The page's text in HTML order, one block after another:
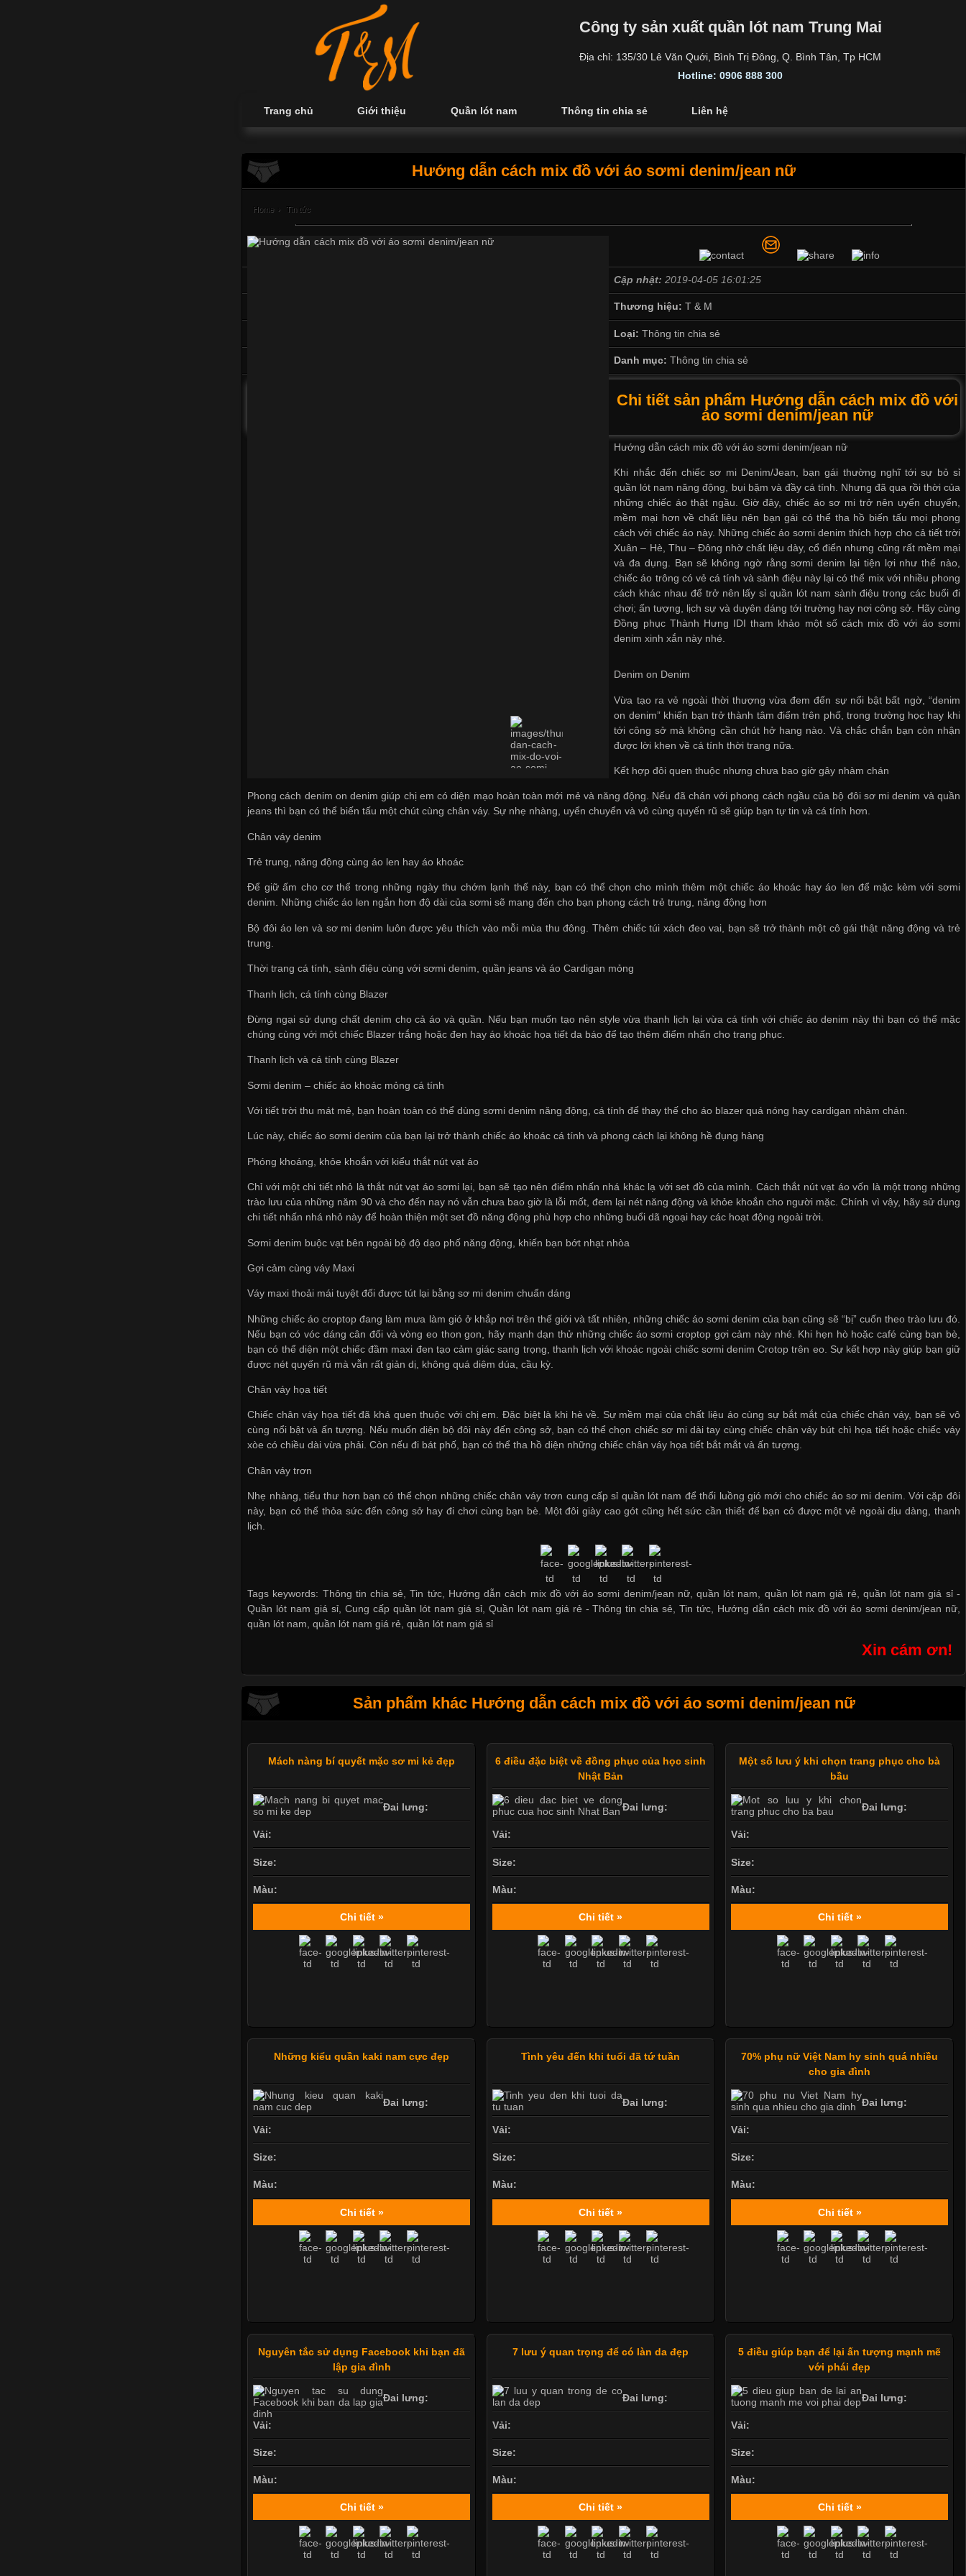
Công ty sản xuất quần lót nam Trung Mai
Địa chỉ: 135/30 Lê Văn Quới, Bình Trị Đông, Q. Bình Tân, Tp HCM
Hotline: 0906 888 300
Trang chủ Giới thiệu Quần lót nam Thông tin chia sẻ Liên hệ
Hướng dẫn cách mix đồ với áo sơmi denim/jean nữ
Home › Tin tức
Cập nhật: 2019-04-05 16:01:25
Thương hiệu:T & M
Loại: Thông tin chia sẻ
Danh mục: Thông tin chia sẻ
Chi tiết sản phẩm Hướng dẫn cách mix đồ với
áo sơmi denim/jean nữ
Hướng dẫn cách mix đồ với áo sơmi denim/jean nữ
Khi nhắc đến chiếc sơ mi Denim/Jean, bạn gái thường nghĩ tới sự bỏ sỉ
quần lót nam năng động, bụi bặm và đầy cá tính. Nhưng đã qua rồi thời của
những chiếc áo thật ngầu. Giờ đây, chiếc áo sơ mi trở nên uyển chuyển,
mềm mại hơn về chất liệu nên bạn gái có thể tha hồ biến tấu mọi phong
cách với chiếc áo này. Những chiếc áo sơmi denim thích hợp cho cả tiết trời
Xuân – Hè, Thu – Đông nhờ chất liệu dày, cổ điển nhưng cũng rất mềm mại
và đa dụng. Bạn sẽ không ngờ rằng sơmi denim lại tiện lợi như thế nào,
chiếc áo trông có vẻ cá tính và sành điệu này lại có thể mix với nhiều phong
cách khác nhau để trở nên lấy sỉ quần lót nam sành điệu trong các buổi đi
chơi; ấn tượng, lịch sự và duyên dáng tới trường hay nơi công sở. Hãy cùng
Đồng phục Thành Hưng IDI tham khảo một số cách mix đồ với áo sơmi
denim xinh xắn này nhé.
Denim on Denim
Vừa tạo ra vẻ ngoài thời thượng vừa đem đến sự nổi bật bất ngờ, “denim
on denim” khiến bạn trở thành tâm điểm trên phố, trong trường học hay khi
tới công sở mà không cần chút hở hang nào. Và chắc chắn bạn còn nhận
được lời khen về cá tính thời trang nữa.
Kết hợp đôi quen thuộc nhưng chưa bao giờ gây nhàm chán
Phong cách denim on denim giúp chị em có diện mạo hoàn toàn mới mẻ và năng động. Nếu đã chán với phong cách ngầu của bộ đôi sơ mi denim và quần
jeans thì bạn có thể biến tấu một chút cùng chân váy. Sự nhẹ nhàng, uyển chuyển và vô cùng quyến rũ sẽ giúp bạn tự tin và cá tính hơn.
Chân váy denim
Trẻ trung, năng động cùng áo len hay áo khoác
Để giữ ấm cho cơ thể trong những ngày thu chớm lạnh thế này, bạn có thể chọn cho mình thêm một chiếc áo khoác hay áo len để mặc kèm với sơmi
denim. Những chiếc áo len ngắn hơn độ dài của sơmi sẽ mang đến cho bạn phong cách trẻ trung, năng động hơn
Bộ đôi áo len và sơ mi denim luôn được yêu thích vào mỗi mùa thu đông. Thêm chiếc túi xách đeo vai, bạn sẽ trở thành một cô gái thật năng động và trẻ
trung.
Thời trang cá tính, sành điệu cùng với sơmi denim, quần jeans và áo Cardigan mỏng
Thanh lịch, cá tính cùng Blazer
Đừng ngại sử dụng chất denim cho cả áo và quần. Nếu bạn muốn tạo nên style vừa thanh lịch lại vừa cá tính với chiếc áo denim này thì bạn có thể mặc
chúng cùng với một chiếc Blazer trắng hoặc đen hay áo khoác họa tiết da báo để tạo thêm điểm nhấn cho trang phục.
Thanh lịch và cá tính cùng Blazer
Sơmi denim – chiếc áo khoác mỏng cá tính
Với tiết trời thu mát mẻ, bạn hoàn toàn có thể dùng sơmi denim năng động, cá tính để thay thế cho áo blazer quá nóng hay cardigan nhàm chán.
Lúc này, chiếc áo sơmi denim của bạn lại trở thành chiếc áo khoác cá tính và phong cách lại không hề đụng hàng
Phóng khoáng, khỏe khoắn với kiểu thắt nút vạt áo
Chỉ với một chi tiết nhỏ là thắt nút vạt áo sơmi lại, bạn sẽ tạo nên điểm nhấn nhá khác lạ với set đồ của mình. Cách thắt nút vạt áo vốn là một trong những
trào lưu của những năm 90 và cho đến nay nó vẫn chưa bao giờ là lỗi mốt, đem lại nét năng động và khỏe khoắn cho người mặc. Chính vì vậy, hãy sử dụng
chi tiết nhấn nhá nhỏ này để hoàn thiện một set đồ năng động phù hợp cho những buổi dã ngoại hay các hoạt động ngoài trời.
Sơmi denim buộc vạt bên ngoài bộ độ dạo phố năng động, khiến bạn bớt nhạt nhòa
Gợi cảm cùng váy Maxi
Váy maxi thoải mái tuyệt đối được tút lại bằng sơ mi denim chuẩn dáng
Những chiếc áo croptop đang làm mưa làm gió ở khắp nơi trên thế giới và tất nhiên, những chiếc áo sơmi denim của bạn cũng sẽ “bị” cuốn theo trào lưu đó.
Nếu bạn có vóc dáng cân đối và vòng eo thon gon, hãy mạnh dạn thử những chiếc áo sơmi croptop gợi cảm này nhé. Khi hẹn hò hoặc café cùng bạn bè,
bạn có thể diện một chiếc đầm maxi đen tạo cảm giác sang trọng, thanh lịch với khoác ngoài chiếc sơmi denim Crotop trên eo. Sự kết hợp này giúp bạn giữ
được nét quyến rũ mà vẫn rất giản dị, không quá diêm dúa, cầu kỳ.
Chân váy họa tiết
Chiếc chân váy họa tiết đã khá quen thuộc với chị em. Đặc biệt là khi hè về. Sự mềm mại của chất liệu áo cùng sự bắt mắt của chiếc chân váy, bạn sẽ vô
cùng nổi bật và ấn tượng. Nếu muốn diện bộ đôi này đến công sở, bạn có thể chọn chiếc sơ mi dài tay cùng chiếc chân váy bút chì họa tiết hoặc chiếc váy
xòe có chiều dài vừa phải. Còn nếu đi bát phố, bạn có thể tha hồ diện những chiếc chân váy họa tiết bắt mắt và ấn tượng.
Chân váy trơn
Nhẹ nhàng, tiểu thư hơn bạn có thể chọn những chiếc chân váy trơn cung cấp sỉ quần lót nam để thổi luồng gió mới cho chiếc áo sơ mi denim. Với cặp đôi
này, bạn có thể thỏa sức đến công sở hay đi chơi cùng bạn bè. Một đôi giày cao gót cũng hết sức cần thiết để bạn có được một vẻ ngoài dịu dàng, thanh
lịch.
Tags keywords: Thông tin chia sẻ, Tin tức, Hướng dẫn cách mix đồ với áo sơmi denim/jean nữ, quần lót nam, quần lót nam giá rẻ, quần lót nam giá sỉ -
Quần lót nam giá sỉ Cung cấp quần lót nam giá sỉ, Quần lót nam giá rẻ -Thông tin chia sẻ ,Tin tức Hướng dẫn cách mix đồ với áo sơmi denim/jean nữ,
quần lót nam ,quần lót nam giá rẻ ,quần lót nam giá sỉ
Xin cám ơn!
Sản phẩm khác Hướng dẫn cách mix đồ với áo sơmi denim/jean nữ
Mách nàng bí quyết mặc sơ mi kẻ đẹp
Đai lưng:
Vải:
Size:
Màu:
Chi tiết »
6 điều đặc biệt về đồng phục của học sinh
Nhật Bản
Đai lưng:
Vải:
Size:
Màu:
Chi tiết »
Một số lưu ý khi chọn trang phục cho bà
bầu
Đai lưng:
Vải:
Size:
Màu:
Chi tiết »
Những kiểu quần kaki nam cực đẹp
Đai lưng:
Vải:
Size:
Màu:
Chi tiết »
Tình yêu đến khi tuổi đã tứ tuần
Đai lưng:
Vải:
Size:
Màu:
Chi tiết »
70% phụ nữ Việt Nam hy sinh quá nhiều
cho gia đình
Đai lưng:
Vải:
Size:
Màu:
Chi tiết »
Nguyên tắc sử dụng Facebook khi bạn đã
lập gia đình
Đai lưng:
Vải:
Size:
Màu:
Chi tiết »
7 lưu ý quan trọng để có làn da đẹp
Đai lưng:
Vải:
Size:
Màu:
Chi tiết »
5 điều giúp bạn để lại ấn tượng mạnh mẽ
với phái đẹp
Đai lưng:
Vải:
Size:
Màu:
Chi tiết »